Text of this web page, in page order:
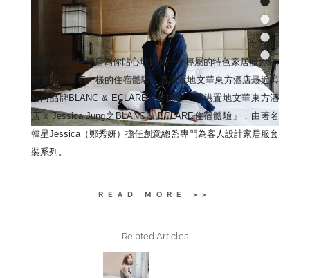
TAGS
BLANC & ECLARE
JESSICA JUNG,LANDMARK MANDARIN ORIENTAL
如果在旅行時酒店為你貼心地預備一套專屬的特色家居服套裝,
那會是一種不一樣的住宿體驗。 香港置地文華東方酒店最近與
時尚品牌BLANC & ECLARE合作推出「香港置地文華東方酒
店 x Jessica Jung之BLANC & ECLARE住宿體驗」，由著名
韓星Jessica（鄭秀妍）擔任創意總監專門為客人設計家居服套
裝系列。
READ MORE >>
Related Articles